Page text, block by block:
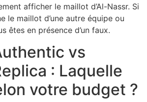
afficher le maillot d’Al-Nassr. Si
le maillot d’une autre équipe ou
êtes en présence d’un faux.
vs
: Laquelle
votre budget ?